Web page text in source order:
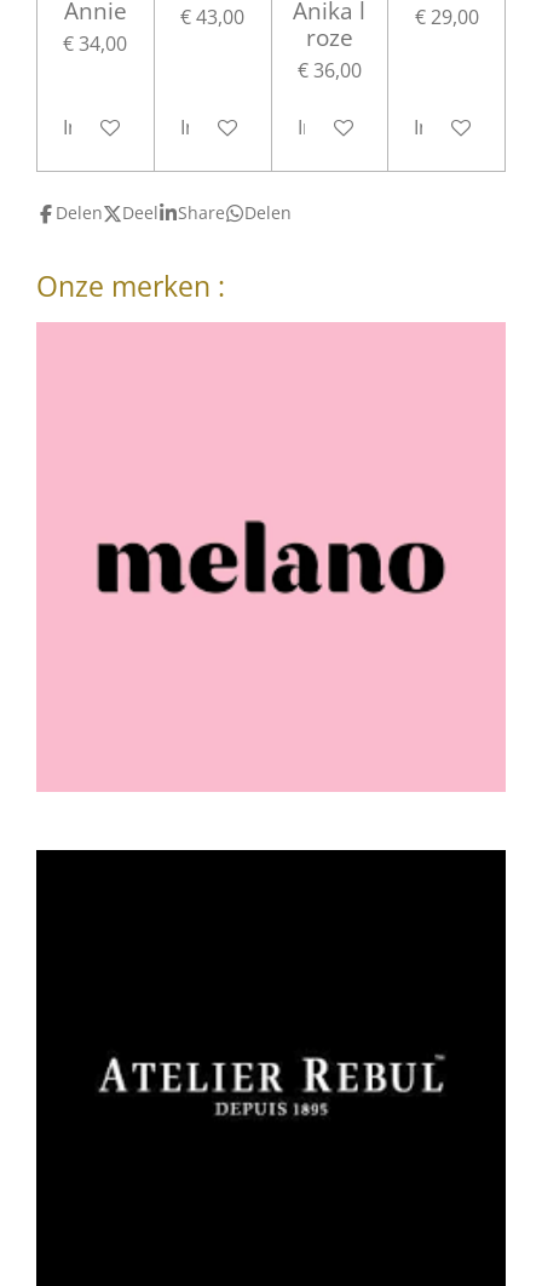
Annie
€ 34,00
In winkelwagen
€ 43,00
In winkelwagen
Anika l
roze
€ 36,00
In winkelwagen
€ 29,00
In
Delen Deel Share Delen
Onze merken :